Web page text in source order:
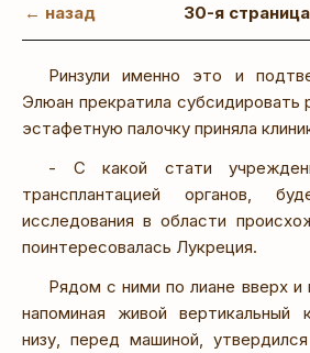
← назад 30-я страница
Ринзули именно это и
Элюан прекратила субсидировать
эстафетную палочку приняла
- С какой стати
трансплантацией органов,
исследования в области
поинтересовалась Лукреция.
Рядом с ними по лиане вверх и
напоминая живой
низу, перед машиной,